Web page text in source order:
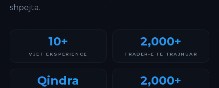
shpejta.
10+
VJET EKSPERIENCË
2,000+
TRADER-Ë TË TRAJNUAR
Qindra 2,000+